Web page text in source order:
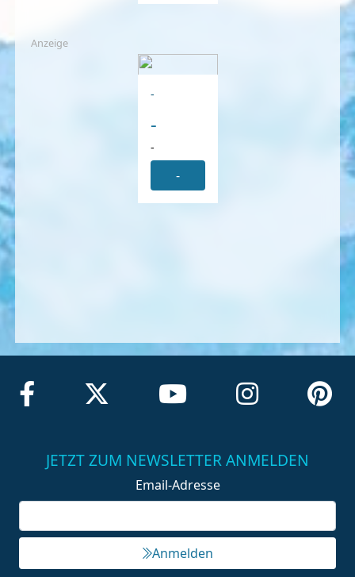
Anzeige
-
-
-
-
JETZT ZUM NEWSLETTER ANMELDEN
Email-Adresse
Anmelden